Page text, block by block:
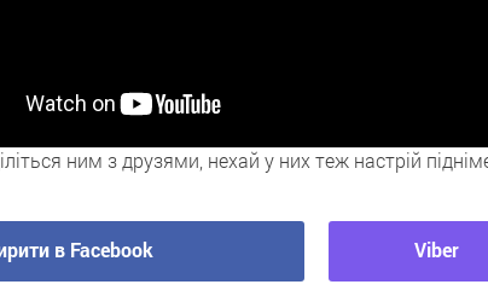
ним з друзями, нехай у них теж настрій
в Facebook Viber